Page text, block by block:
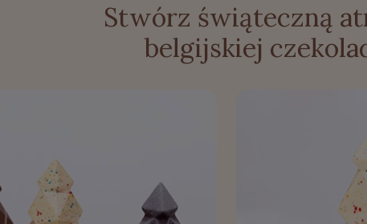
Stwórz świąteczną
belgijskiej